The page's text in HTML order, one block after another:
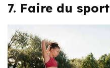
7. Faire du sport